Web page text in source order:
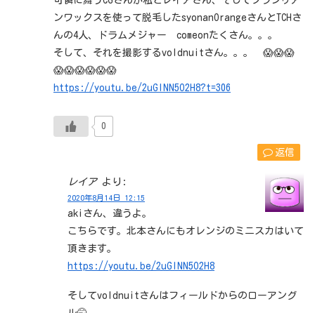
ンワックスを使って脱毛したsyonanOrangeさんとTCHさ
んの4人、ドラムメジャー comeonたくさん。。。
そして、それを撮影するvoldnuitさん。。。 😱😱😱
😱😱😱😱😱😱
https://youtu.be/2uGINN5O2H8?t=306
0
返信
レイア より:
2020年8月14日 12:15
akiさん、違うよ。
こちらです。北本さんにもオレンジのミニスカはいて
頂きます。
https://youtu.be/2uGINN5O2H8
そしてvoldnuitさんはフィールドからのローアング